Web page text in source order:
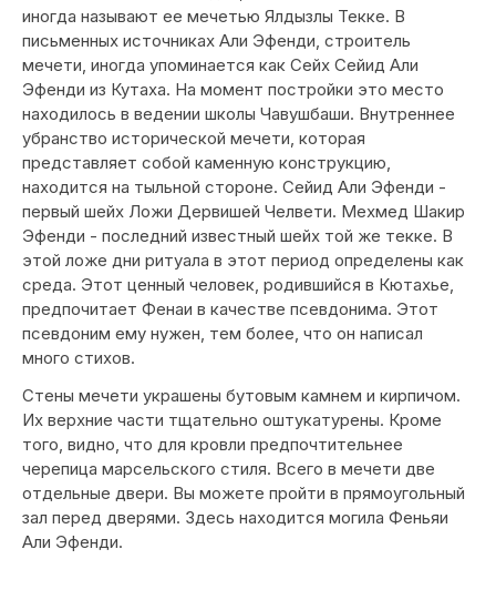
иногда называют ее мечетью Ялдызлы Текке. В
письменных источниках Али Эфенди, строитель
мечети, иногда упоминается как Сейх Сейид Али
Эфенди из Кутаха. На момент постройки это место
находилось в ведении школы Чавушбаши. Внутреннее
убранство исторической мечети, которая
представляет собой каменную конструкцию,
находится на тыльной стороне. Сейид Али Эфенди -
первый шейх Ложи Дервишей Челвети. Мехмед Шакир
Эфенди - последний известный шейх той же текке. В
этой ложе дни ритуала в этот период определены как
среда. Этот ценный человек, родившийся в Кютахье,
предпочитает Фенаи в качестве псевдонима. Этот
псевдоним ему нужен, тем более, что он написал
много стихов.
Стены мечети украшены бутовым камнем и кирпичом.
Их верхние части тщательно оштукатурены. Кроме
того, видно, что для кровли предпочтительнее
черепица марсельского стиля. Всего в мечети две
отдельные двери. Вы можете пройти в прямоугольный
зал перед дверями. Здесь находится могила Феньяи
Али Эфенди.